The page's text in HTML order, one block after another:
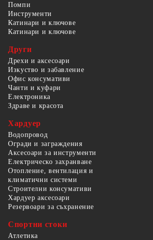
Помпи
Инструменти
Катинари и ключове
Катинари и ключове
Други
Дрехи и аксесоари
Изкуство и забавление
Офис консумативи
Чанти и куфари
Електроника
Здраве и красота
Хардуер
Водопровод
Огради и заграждения
Аксесоари за инструменти
Електрическо захранване
Отопление, вентилация и
климатични системи
Строителни консумативи
Хардуер аксесоари
Резервоари за съхранение
Спортни стоки
Атлетика